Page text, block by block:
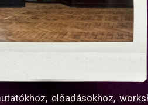
előadásokhoz,